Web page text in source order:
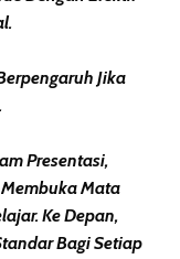
Jika
Presentasi,
Mata
Ke Depan,
Bagi Setiap